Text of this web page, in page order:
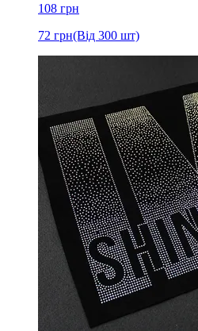
108 грн
72 грн(Від 300 шт)